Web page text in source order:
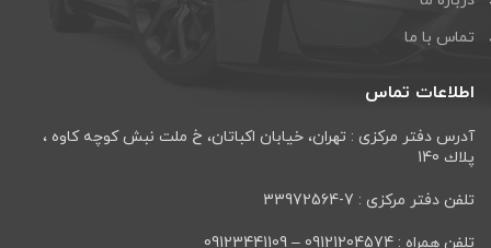
تماس با ما
اطلاعات تماس
آدرس دفتر مرکزی : تهران، خيابان اكباتان، خ ملت نبش كوچه كاوه ،
پلاك 140
تلفن دفتر مرکزی : 7-33972564
تلفن همراه : 09121204574 – 09123441109